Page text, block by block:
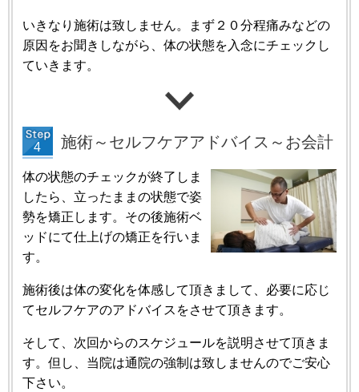
いきなり施術は致しません。まず２０分程痛みなどの
原因をお聞きしながら、体の状態を入念にチェックし
ていきます。
施術～セルフケアアドバイス～お会計
体の状態のチェックが終了しま
したら、立ったままの状態で姿
勢を矯正します。その後施術ベ
ッドにて仕上げの矯正を行いま
す。
施術後は体の変化を体感して頂きまして、必要に応じ
てセルフケアのアドバイスをさせて頂きます。
そして、次回からのスケジュールを説明させて頂きま
す。但し、当院は通院の強制は致しませんのでご安心
下さい。